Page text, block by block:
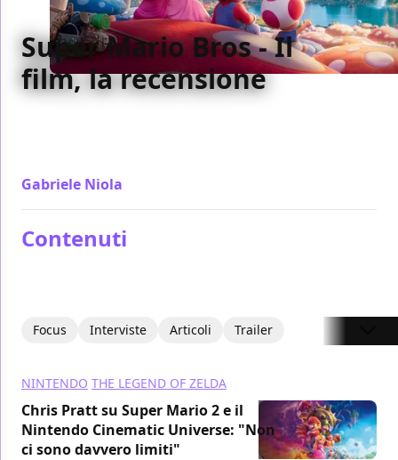
Super Mario Bros - Il
film, la recensione
Gabriele Niola
Contenuti
Focus Interviste Articoli Trailer
NINTENDO THE LEGEND OF ZELDA
Chris Pratt su Super Mario 2 e il
Nintendo Cinematic Universe: "Non
ci sono davvero limiti"